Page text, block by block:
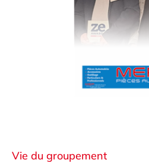
Vie du groupement